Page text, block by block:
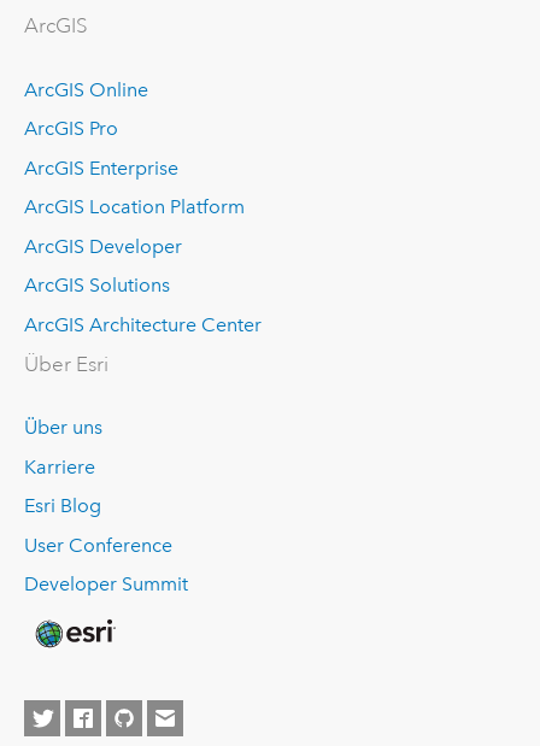
ArcGIS
ArcGIS Online
ArcGIS Pro
ArcGIS Enterprise
ArcGIS Location Platform
ArcGIS Developer
ArcGIS Solutions
ArcGIS Architecture Center
Über Esri
Über uns
Karriere
Esri Blog
User Conference
Developer Summit